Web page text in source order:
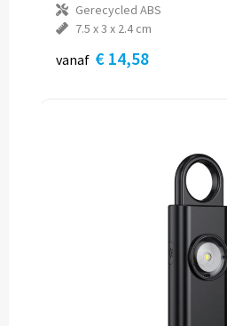
Gerecycled ABS
7.5 x 3 x 2.4 cm
vanaf € 14,58